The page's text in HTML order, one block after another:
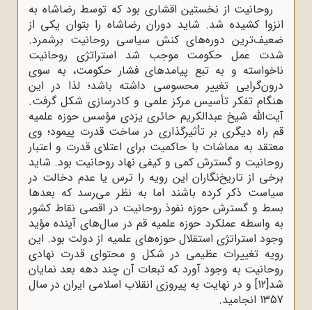
روحانیت از نخستین اقشاری بود که توسط رضاشاه به
انزوا کشیده شد. شاید دوران رضاشاه را بتوان یکی از
ضعیف‌ترین دوره‌های کنش سیاسی روحانیت برشمرد.
شدت عمل حکومت موجب شد استراتژی روحانیت
ناخواسته و به تبع پیامدهای فشار حکومت، به سوی
درون‌گرایی تغییر محسوسی داشته باشد؛ لذا در این
هنگام تفکر تأسیس مرکز علمی و کادرسازی شکل گرفت.
آیت‌الله شیخ عبدالکریم حائری یزدی مؤسس حوزه علمیه
قم راه دیگری بر تأثیرگذاری در ساخت قدرت پیمود؛ وی
معتقد به مماشات با حاکمیت برای اعتلای قدرت و اعتبار
روحانیت و گسترش کمی و کیفی نهاد روحانیت بود. شاید
برخی از تاریخ‌نگاران این رویه را ترس یا عدم دخالت در
سیاست ذکر کرده باشند اما به نظر می‌رسد که بعدها
بسط و گسترش حوزه نفوذ روحانیت در اقصی‌ نقاط کشور
به واسطه عملکرد حوزه علمیه قم در سال‌های آینده مؤید
وجود استراتژی استقلال حوزه‌های علمیه از دولت بود. این
رویه تغییرات عظیمی در شکل و محتوای قدرت نهادی
روحانیت به وجود آورد که تبعات آن چند دهه بعد نمایان
شد[12]
و در نهایت به پیروزی انقلاب اسلامی ایران در سال
1357 انجامید.